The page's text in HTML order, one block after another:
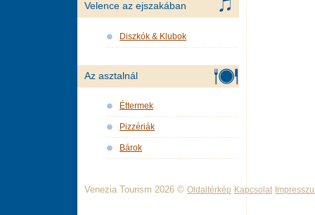
Velence az ejszakában
Diszkók & Klubok
Az asztalnál
Éttermek
Pizzériák
Bárok
Venezia Tourism 2026 © Oldaltérkép Kapcsolat